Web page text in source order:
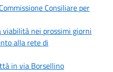
Consiliare per
viabilità nei prossimi giorni
alla rete di
in via Borsellino